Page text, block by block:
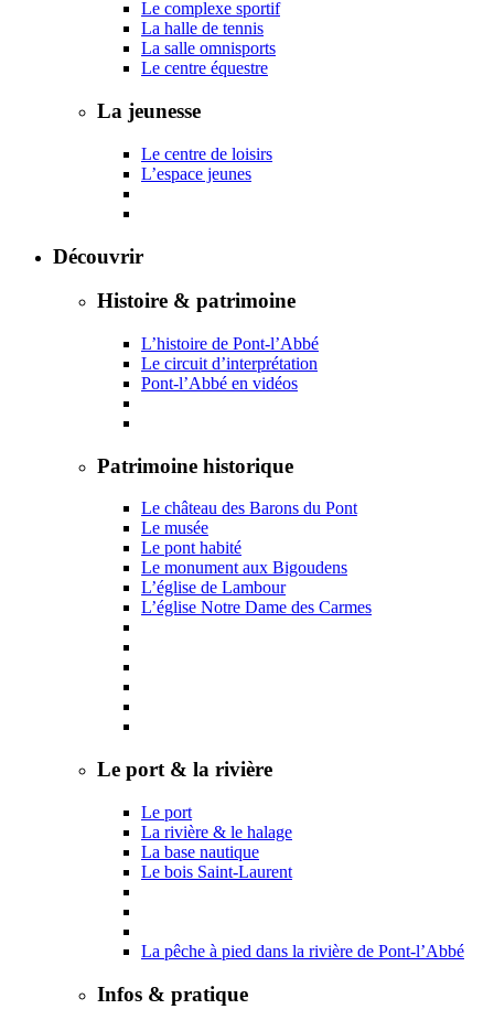
Le complexe sportif
La halle de tennis
La salle omnisports
Le centre équestre
La jeunesse
Le centre de loisirs
L’espace jeunes
Découvrir
Histoire & patrimoine
L’histoire de Pont-l’Abbé
Le circuit d’interprétation
Pont-l’Abbé en vidéos
Patrimoine historique
Le château des Barons du Pont
Le musée
Le pont habité
Le monument aux Bigoudens
L’église de Lambour
L’église Notre Dame des Carmes
Le port & la rivière
Le port
La rivière & le halage
La base nautique
Le bois Saint-Laurent
La pêche à pied dans la rivière de Pont-l’Abbé
Infos & pratique